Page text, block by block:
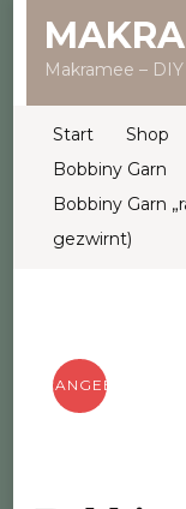
Makramee –
Start Shop
Bobbiny Garn
Bobbiny Garn
gezwirnt)
ANGEBOT!